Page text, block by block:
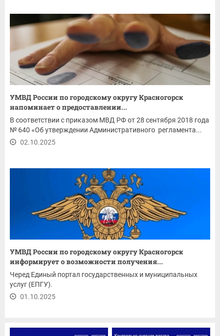
УМВД России по городскому округу Красногорск
напоминает о предоставлении...
В соответствии с приказом МВД РФ от 28 сентября 2018 года
№ 640 «Об утверждении Административного регламента...
02.10.2025
УМВД России по городскому округу Красногорск
информирует о возможности получения...
Черед Единый портал государственных и муниципальных
услуг (ЕПГУ).
01.10.2025